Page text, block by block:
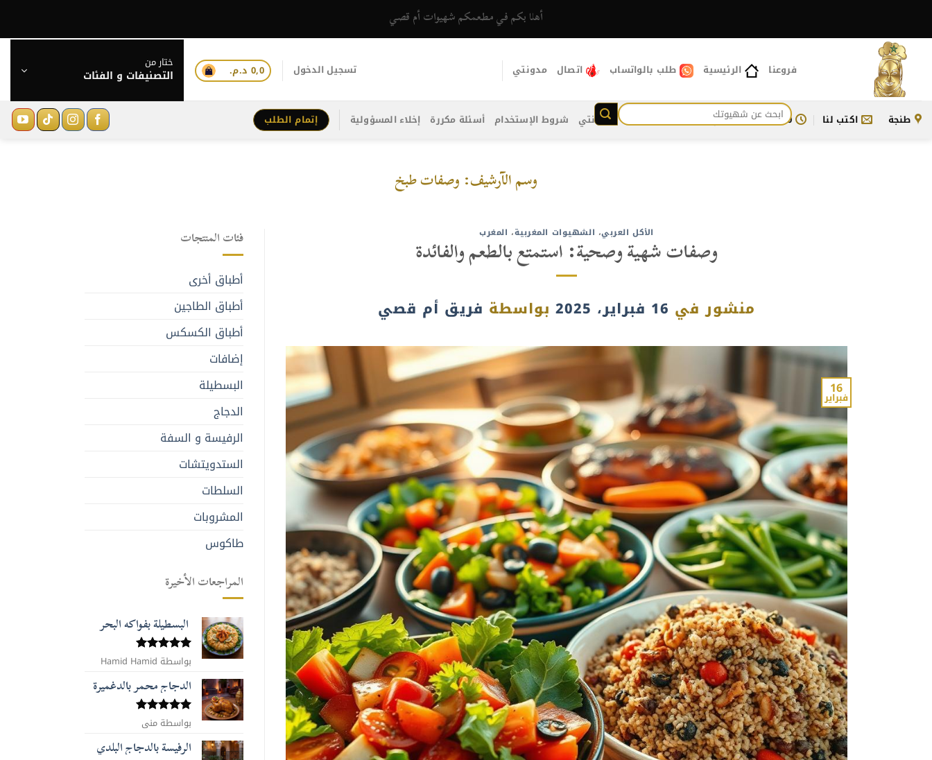
أهلا بكم في مطعمكم شهيوات أم قصي
فروعنا الرئيسية طلب بالواتساب اتصال مدونتي
البحث
عن:
تسجيل الدخول 0,0 د.م. ختار من
التصنيفات و الفئات
طنجة اكتب لنا 11:00 ص - 11:30 م للتواصل معنا مدونتي شروط الإستخدام أسئلة مكررة إخلاء المسؤولية إتمام الطلب
وسم الآرشيف: وصفات طبخ
الأكل العربي، الشهيوات المغربية، المغرب
وصفات شهية وصحية: استمتع بالطعم والفائدة
منشور في 16 فبراير، 2025 بواسطة فريق أم قصي
16
فبراير
فئات المنتجات
أطباق أخرى
أطباق الطاجين
أطباق الكسكس
إضافات
البسطيلة
الدجاج
الرفيسة و السفة
الستدويتشات
السلطات
المشروبات
طاكوس
المراجعات الأخيرة
البسطيلة بفواكه البحر
تم التقييم
5من 5
بواسطة Hamid Hamid
الدجاج محمر بالدغميرة
تم التقييم
5من 5
بواسطة منى
الرفيسة بالدجاج البلدي